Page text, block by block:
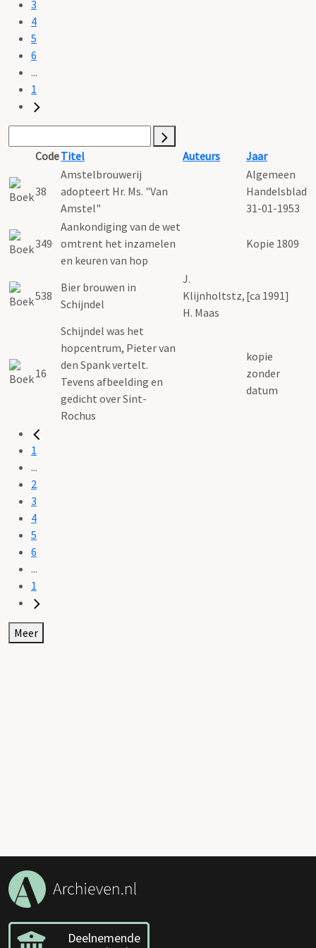
3
4
5
6
...
1
CodeTitel Auteurs Jaar
38
Amstelbrouwerij
adopteert Hr. Ms. "Van
Amstel"
Algemeen
Handelsblad
31-01-1953
349
Aankondiging van de wet
omtrent het inzamelen
en keuren van hop
Kopie 1809
538
Bier brouwen in
Schijndel
J.
Klijnholtstz,
H. Maas
[ca 1991]
16
Schijndel was het
hopcentrum, Pieter van
den Spank vertelt.
Tevens afbeelding en
gedicht over Sint-
Rochus
kopie
zonder
datum
1
...
2
3
4
5
6
...
1
Meer
Deelnemende